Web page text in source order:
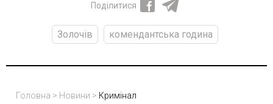
Поділитися
Золочів комендантська година
Головна > Новини > Кримінал